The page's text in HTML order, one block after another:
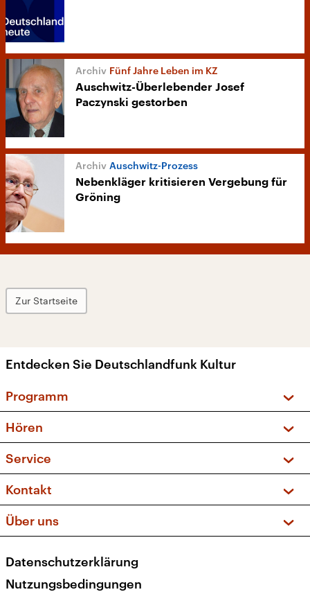
Fünf Jahre Leben im KZ
Auschwitz-Überlebender Josef
Paczynski gestorben
Auschwitz-Prozess
Nebenkläger kritisieren Vergebung für
Gröning
Zur Startseite
Entdecken Sie Deutschlandfunk Kultur
Programm
Sendungen und Podcasts
Musikliste
Kakadu – Das Kinderprogramm
Hören
Frequenzen (UKW + DAB+)
Service
FAQ
Apps
Newsletter
Kontakt
Social Media
Über uns
Presse
Datenschutzerklärung
Nutzungsbedingungen